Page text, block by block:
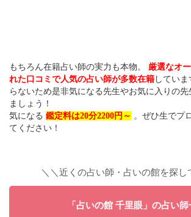
もちろん在籍占い師の実力も本物。
厳選なオ
れた口コミで人気の占い師が多数在籍 してい
らないため是非気になる先生やお気に入りの
ましょう！
気になる 鑑定料は20分2200円～ 。ぜひ生でプ
てください！
＼＼近くの占い師・占いの館を探し
「占いの館 千里眼」の占い師